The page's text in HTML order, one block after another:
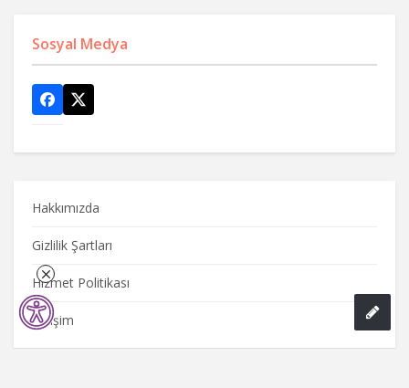
Sosyal Medya
Hakkımızda
Gizlilik Şartları
Hizmet Politikası
İletişim